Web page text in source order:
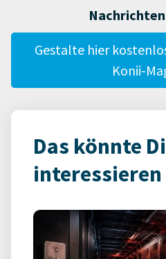
Gestalte hier
Konii-
Das könnte
interessieren